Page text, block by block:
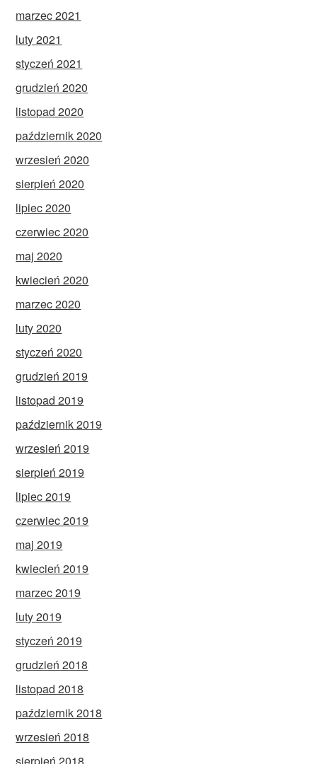
marzec 2021
luty 2021
styczeń 2021
grudzień 2020
listopad 2020
październik 2020
wrzesień 2020
sierpień 2020
lipiec 2020
czerwiec 2020
maj 2020
kwiecień 2020
marzec 2020
luty 2020
styczeń 2020
grudzień 2019
listopad 2019
październik 2019
wrzesień 2019
sierpień 2019
lipiec 2019
czerwiec 2019
maj 2019
kwiecień 2019
marzec 2019
luty 2019
styczeń 2019
grudzień 2018
listopad 2018
październik 2018
wrzesień 2018
sierpień 2018